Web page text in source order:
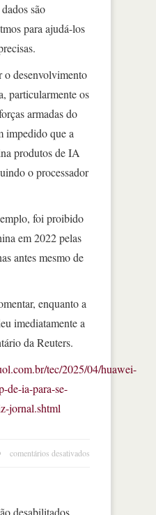
são
para ajudá-los
o desenvolvimento
particularmente os
armadas do
impedido que a
produtos de IA
o processador
foi proibido
em 2022 pelas
antes mesmo de
enquanto a
imediatamente a
da Reuters.
tec/2025/04/huawei-
de-ia-para-se-
jornal.shtml
comentários desativados
desabilitados